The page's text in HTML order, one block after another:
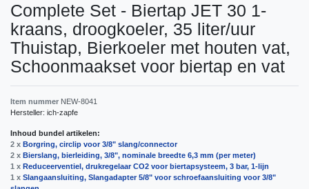
Complete Set - Biertap JET 30 1-
kraans, droogkoeler, 35 liter/uur
Thuistap, Bierkoeler met houten vat,
Schoonmaakset voor biertap en vat
Item nummer NEW-8041
Hersteller: ich-zapfe
Inhoud bundel artikelen:
2 x Borgring, сirclip voor 3/8" slang/connector
2 x Bierslang, bierleiding, 3/8", nominale breedte 6,3 mm (per meter)
1 x Reduceerventiel, drukregelaar CO2 voor biertapsysteem, 3 bar, 1-lijn
1 x Slangaansluiting, Slangadapter 5/8" voor schroefaansluiting voor 3/8"